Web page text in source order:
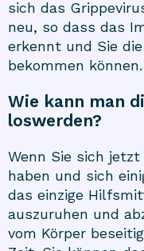
sich das
neu, so dass das
erkennt und Sie
bekommen können.
Wie kann man
loswerden?
Wenn Sie sich jetzt
haben und sich
das einzige
auszuruhen und
vom Körper